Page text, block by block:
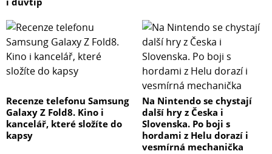
Recenze telefonu Samsung
Galaxy Z Fold8. Kino i
kancelář, které složíte do
kapsy
Na Nintendo se chystají
další hry z Česka i
Slovenska. Po boji s
hordami z Helu dorazí i
vesmírná mechanička